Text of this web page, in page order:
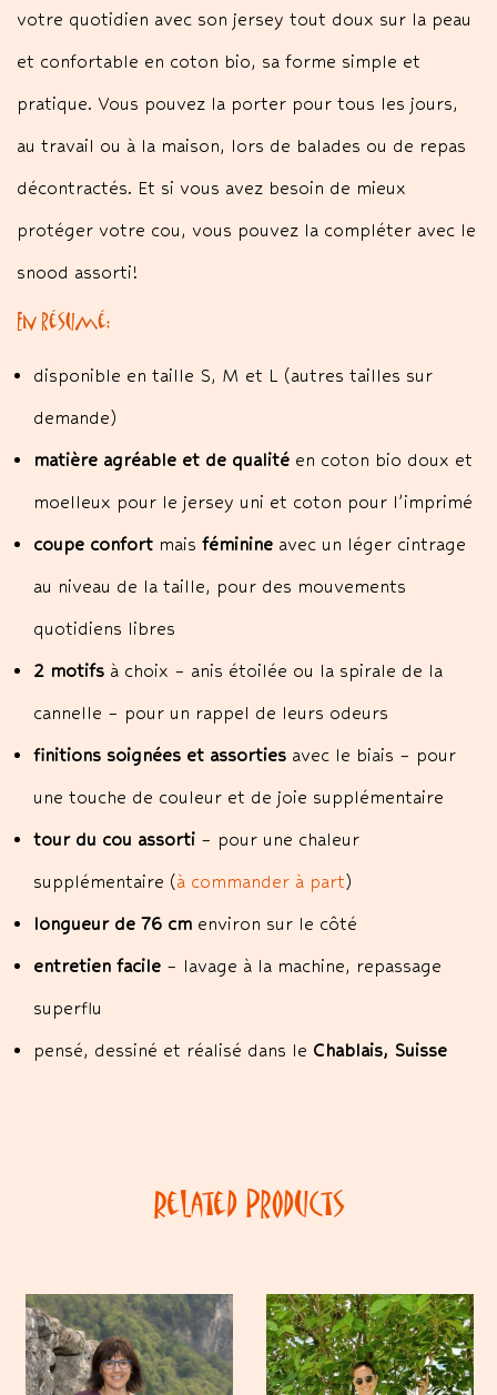
votre quotidien avec son jersey tout doux sur la peau
et confortable en coton bio, sa forme simple et
pratique. Vous pouvez la porter pour tous les jours,
au travail ou à la maison, lors de balades ou de repas
décontractés. Et si vous avez besoin de mieux
protéger votre cou, vous pouvez la compléter avec le
snood assorti!
En résumé:
disponible en taille S, M et L (autres tailles sur
demande)
matière agréable et de qualité en coton bio doux et
moelleux pour le jersey uni et coton pour l’imprimé
coupe confort mais féminine avec un léger cintrage
au niveau de la taille, pour des mouvements
quotidiens libres
2 motifs à choix – anis étoilée ou la spirale de la
cannelle – pour un rappel de leurs odeurs
finitions soignées et assorties avec le biais – pour
une touche de couleur et de joie supplémentaire
tour du cou assorti – pour une chaleur
supplémentaire (à commander à part)
longueur de 76 cm environ sur le côté
entretien facile – lavage à la machine, repassage
superflu
pensé, dessiné et réalisé dans le Chablais, Suisse
Related Products